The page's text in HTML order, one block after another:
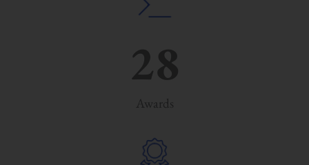
Awards
28